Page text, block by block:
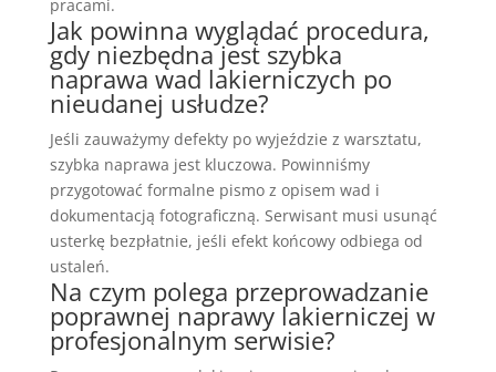
pracami.
Jak powinna wyglądać procedura,
gdy niezbędna jest szybka
naprawa wad lakierniczych po
nieudanej usłudze?
Jeśli zauważymy defekty po wyjeździe z warsztatu,
szybka naprawa jest kluczowa. Powinniśmy
przygotować formalne pismo z opisem wad i
dokumentacją fotograficzną. Serwisant musi usunąć
usterkę bezpłatnie, jeśli efekt końcowy odbiega od
ustaleń.
Na czym polega przeprowadzanie
poprawnej naprawy lakierniczej w
profesjonalnym serwisie?